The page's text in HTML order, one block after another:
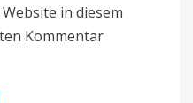
in diesem
Kommentar